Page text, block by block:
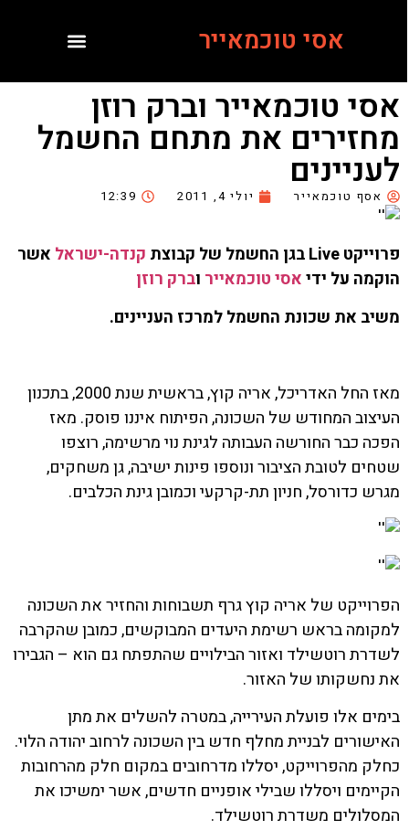
אסי טוכמאייר
אסי טוכמאייר וברק רוזן
מחזירים את מתחם החשמל
לעניינים
אסף טוכמאייר יולי 4, 2011 12:39
פרוייקט Live בגן החשמל של קבוצת קנדה-ישראלאשר
הוקמה על ידיאסי טוכמאיירוברק רוזן
משיב את שכונת החשמל למרכז העניינים.
מאז החל האדריכל, אריה קוץ, בראשית שנת 2000, בתכנון
העיצוב המחודש של השכונה, הפיתוח איננו פוסק. מאז
הפכה כבר החורשה העבותה לגינת נוי מרשימה, רוצפו
שטחים לטובת הציבור ונוספו פינות ישיבה, גן משחקים,
מגרש כדורסל, חניון תת-קרקעי וכמובן גינת הכלבים.
הפרוייקט של אריה קוץ גרף תשבוחות והחזיר את השכונה
למקומה בראש רשימת היעדים המבוקשים, כמובן שהקרבה
לשדרת רוטשילד ואזור הבילויים שהתפתח גם הוא – הגבירו
את נחשקותו של האזור.
בימים אלו פועלת העירייה, במטרה להשלים את מתן
האישורים לבניית מחלף חדש בין השכונה לרחוב יהודה הלוי.
כחלק מהפרוייקט, יסללו מדרחובים במקום חלק מהרחובות
הקיימים ויסללו שבילי אופניים חדשים, אשר ימשיכו את
המסלולים משדרת רוטשילד.